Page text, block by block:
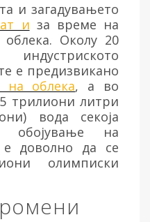
и загадувањето
и за време на
Околу 20
е предизвикано
на облека, а во
5 трилиони литри
вода секоја
на
е доволно да се
олимписки